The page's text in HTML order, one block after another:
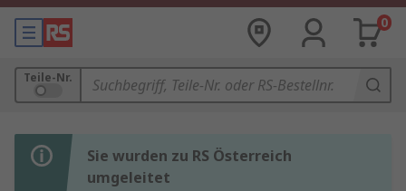
0
Teile-Nr.
Sie wurden zu RS Österreich
umgeleitet